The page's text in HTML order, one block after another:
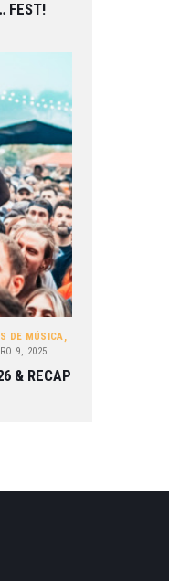
FEST!
DE MÚSICA,
9, 2025
& RECAP